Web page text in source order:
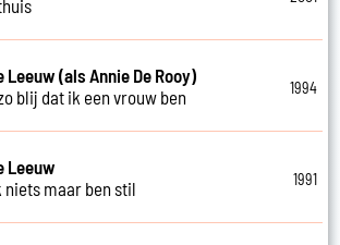
Leeuw (als Annie De Rooy)
blij dat ik een vrouw ben
1994
Leeuw
niets maar ben stil
1991